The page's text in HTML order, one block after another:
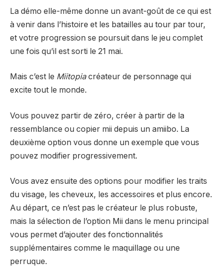
La démo elle-même donne un avant-goût de ce qui est
à venir dans l’histoire et les batailles au tour par tour,
et votre progression se poursuit dans le jeu complet
une fois qu’il est sorti le 21 mai.
Mais c’est le Miitopiacréateur de personnage qui
excite tout le monde.
Vous pouvez partir de zéro, créer à partir de la
ressemblance ou copier mii depuis un amiibo. La
deuxième option vous donne un exemple que vous
pouvez modifier progressivement.
Vous avez ensuite des options pour modifier les traits
du visage, les cheveux, les accessoires et plus encore.
Au départ, ce n’est pas le créateur le plus robuste,
mais la sélection de l’option Mii dans le menu principal
vous permet d’ajouter des fonctionnalités
supplémentaires comme le maquillage ou une
perruque.